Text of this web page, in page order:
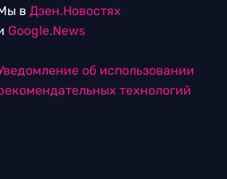
в Дзен.Новостях
Google.News
об использовании
технологий